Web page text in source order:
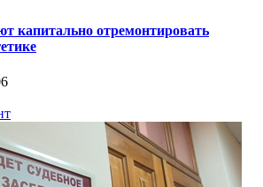
капитально отремонтировать